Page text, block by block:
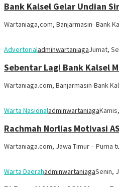
Bank Kalsel Gelar Undian
Wartaniaga,com, Banjarmasin- Bank
AdvertorialadminwartaniagaJumat,
Sebentar Lagi Bank Kalsel
Wartaniaga.com, Banjarmasin-Bank
Warta Nasionaladminwartaniaga
Rachmah Norlias Motivasi
Wartaniaga.com, Jawa Timur –
Warta DaerahadminwartaniagaSenin,